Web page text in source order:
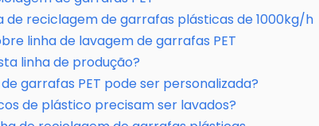
de reciclagem de garrafas plásticas de 1000kg/h
linha de lavagem de garrafas PET
linha de produção?
garrafas PET pode ser personalizada?
de plástico precisam ser lavados?